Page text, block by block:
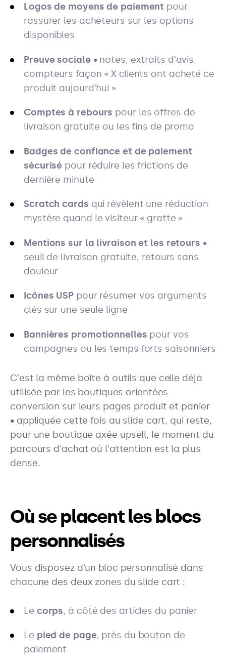
Logos de moyens de paiement pour
rassurer les acheteurs sur les options
disponibles
Preuve sociale• notes, extraits d'avis,
compteurs façon « X clients ont acheté ce
produit aujourd'hui »
Comptes à rebours pour les offres de
livraison gratuite ou les fins de promo
Badges de confiance et de paiement
sécurisé pour réduire les frictions de
dernière minute
Scratch cards qui révèlent une réduction
mystère quand le visiteur « gratte »
Mentions sur la livraison et les retours •
seuil de livraison gratuite, retours sans
douleur
Icônes USP pour résumer vos arguments
clés sur une seule ligne
Bannières promotionnelles pour vos
campagnes ou les temps forts saisonniers
C'est la même boîte à outils que celle déjà
utilisée par les boutiques orientées
conversion sur leurs pages produit et panier
• appliquée cette fois au slide cart, qui reste,
pour une boutique axée upsell, le moment du
parcours d'achat où l'attention est la plus
dense.
Où se placent les blocs
personnalisés
Vous disposez d'un bloc personnalisé dans
chacune des deux zones du slide cart :
Le corps, à côté des articles du panier
Le pied de page, près du bouton de
paiement